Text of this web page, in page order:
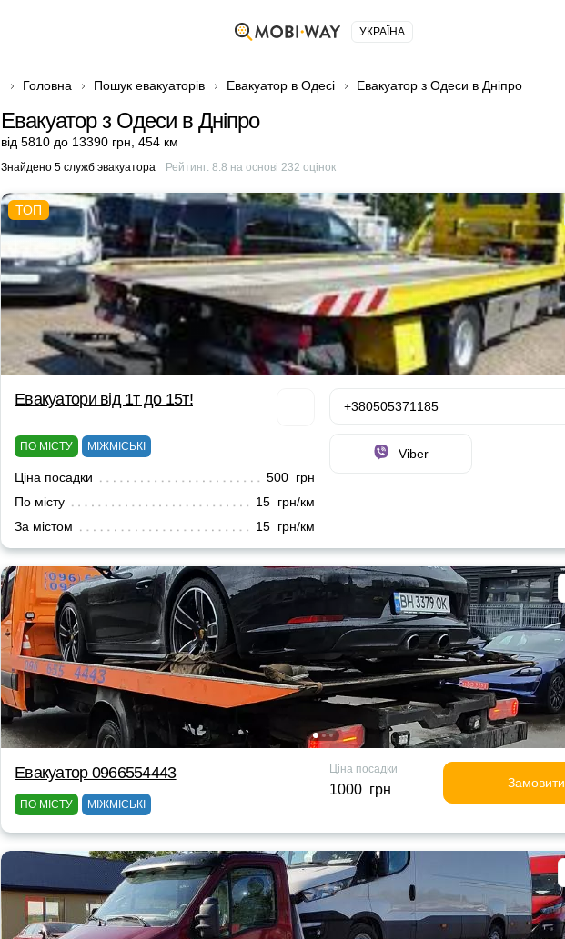
УКРАЇНА
Головна Пошук евакуаторів Евакуатор в Одесі Евакуатор з Одеси в Дніпро
Евакуатор з Одеси в Дніпро
від 5810 до 13390 грн 454 км
Знайдено 5 служб эвакуатора Рейтинг: 8.8 на основі 232 оцінок
Евакуатори від 1т до 15т!
ПО МІСТУ МІЖМІСЬКІ
Ціна посадки
500 грн
По місту
15 грн/км
За містом
15 грн/км
+380505371185
Viber
Евакуатор 0966554443
ПО МІСТУ МІЖМІСЬКІ
Ціна посадки
1000 грн Замовити